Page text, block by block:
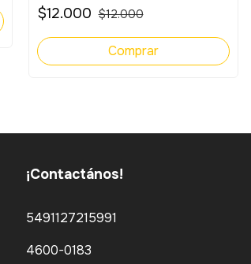
$12.000 $12.000
¡Contactános!
5491127215991
4600-0183